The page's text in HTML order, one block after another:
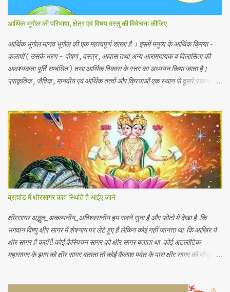
आर्थिक भूगोल की परिभाषा, क्षेत्र एवं विषय वस्तु की विवेचना कीजिए
आर्थिक भूगोल मानव भूगोल की एक महत्वपूर्ण शाखा है । इसमें मनुष्य के आर्थिक क्रिया -
कलापों ( उसके भरण - पोषण , वस्त्र , आवास तथा अन्य आरामदायक व विलासिता की
आवश्यकता पूर्ति सम्बंधित ) तथा आर्थिक विकास के स्तर का अध्ययन किया जाता है।
प्राकृतिक , जैविक , मानवीय एवं आर्थिक तत्वों और क्रियाओं एक स्थान से दूसरे स्थान पर
विद्वानों ने निम्नलिखित प्रमुख परिभाषाएं दी है। 1.प्रो . ब्राउन के शब्दों में - आर्थिक भूगोल
की वह शाखा है जिसमें प्राकृतिक वातावरण ( जड़ और चेतन ) के मनुष्य की आर्थिक
क्रियाओं पर पड़ने वाले प्रभावों का अध्ययन होता है। 2. रूरबैक के शब्दों में - "आर्थिक
भूगोल एक क्षेत्र के आर्थिक जीवन क वर्णन है, जिसके अन्तर्गत भौगोलिक वातावरण के
नियंत्रण या प्रभाव को आर्थिक जन जीवन पर देखा जा सकें। " 3. आर. ई मरफी के
अनुसार -" आर्थिक भूगोल मनुष्य के जीवकोपार्जन की विधियों में से एक स्था...
ब्रह्मांड में क्षीरसागर कहा स्थिति है आईए जाने
क्षीरसागर अद्भुत_अकल्पनीय_अविश्वसनीय हम सबने सुना है और फोटो में देखा है कि
भगवान विष्णु क्षीर सागर में शेषनाग पर लेटे हुए हैं लेकिन कोई नहीं जानता था कि आखिर ये
क्षीर सागर है कहाँ !! कोई कैस्पियन सागर को क्षीर सागर बताता था कोई अटलांटिक
महासागर के झाग को क्षीर सागर बताता तो कोई कैलाश पर्वत के पास क्षीर सागर की मौजूदगी